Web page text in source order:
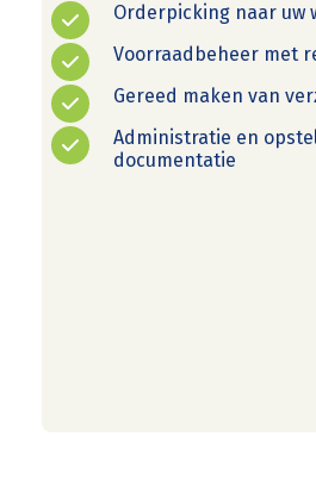
Orderpicking naar uw
Voorraadbeheer met
Gereed maken van
Administratie en
documentatie